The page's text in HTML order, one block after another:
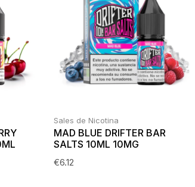
Sales de Nicotina
MAD BLUE DRIFTER BAR
SALTS 10ML 10MG
€6.12